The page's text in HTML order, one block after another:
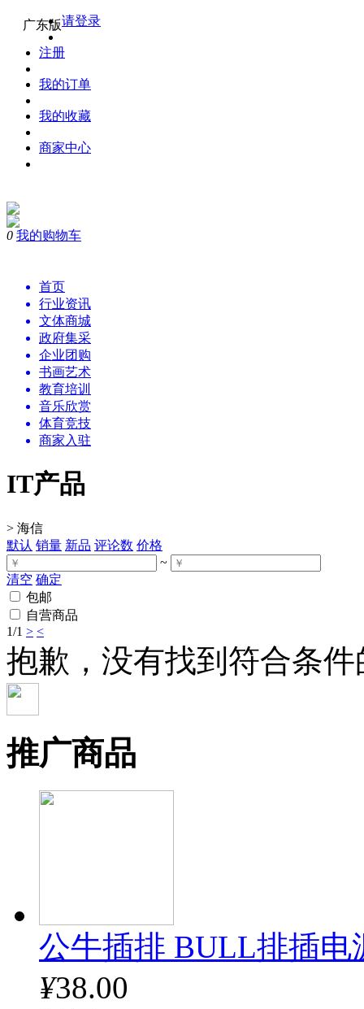
广东版请登录
注册
我的订单
我的收藏
商家中心
0 我的购物车
首页
行业资讯
文体商城
政府集采
企业团购
书画艺术
教育培训
音乐欣赏
体育竞技
商家入驻
IT产品
> 海信
默认 销量 新品 评论数 价格
~
清空 确定
包邮
自营商品
1/1 > <
抱歉，没有找到符合条件
推广商品
公牛插排 BULL排插电
¥38.00